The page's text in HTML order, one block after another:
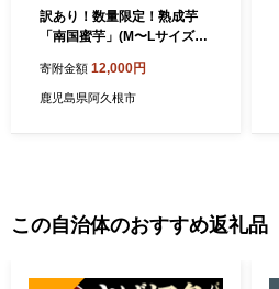
訳あり！数量限定！熟成芋
「南国蜜芋」(M〜Lサイズ・
デザート 焼芋 焼き芋 焼きい
も イモ 紅はるか 大学芋 訳ア
寄附金額 12,000円
鹿児島県阿久根市
この自治体のおすすめ返礼品